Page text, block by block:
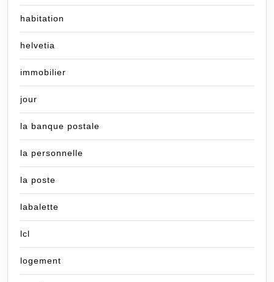
habitation
helvetia
immobilier
jour
la banque postale
la personnelle
la poste
labalette
lcl
logement